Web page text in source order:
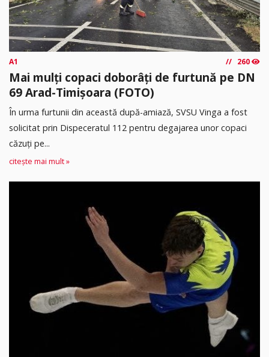
A1 260
Mai mulți copaci doborâți de furtună pe DN
69 Arad-Timișoara (FOTO)
În urma furtunii din această după-amiază, SVSU Vinga a fost
solicitat prin Dispeceratul 112 pentru degajarea unor copaci
căzuți pe...
citește mai mult »